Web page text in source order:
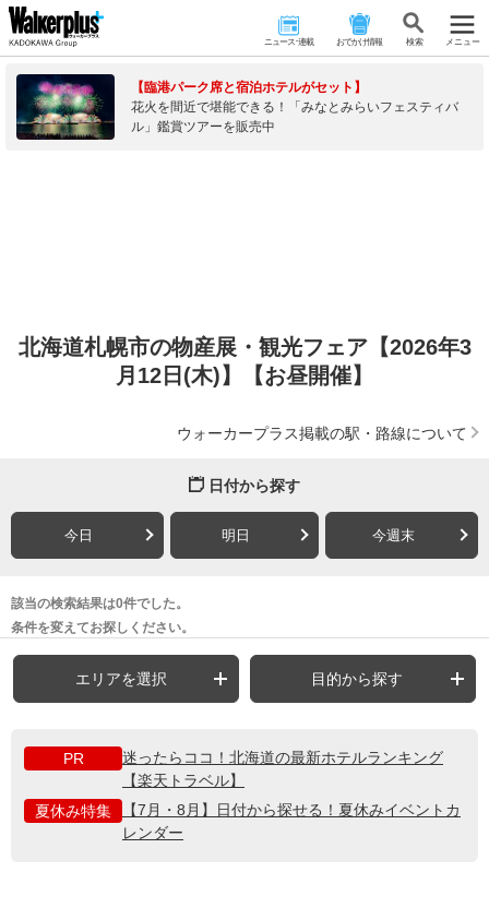
ニュース･連載 おでかけ情報 検 索 メニュー
【臨港パーク席と宿泊ホテルがセット】
花火を間近で堪能できる！「みなとみらいフェスティバ
ル」鑑賞ツアーを販売中
北海道札幌市の物産展・観光フェア【2026年3
月12日(木)】【お昼開催】
ウォーカープラス掲載の駅・路線について
日付から探す
今日 明日 今週末
該当の検索結果は0件でした。
条件を変えてお探しください。
エリアを選択 目的から探す
PR
迷ったらココ！北海道の最新ホテルランキング
【楽天トラベル】
夏休み特集
【7月・8月】日付から探せる！夏休みイベントカ
レンダー